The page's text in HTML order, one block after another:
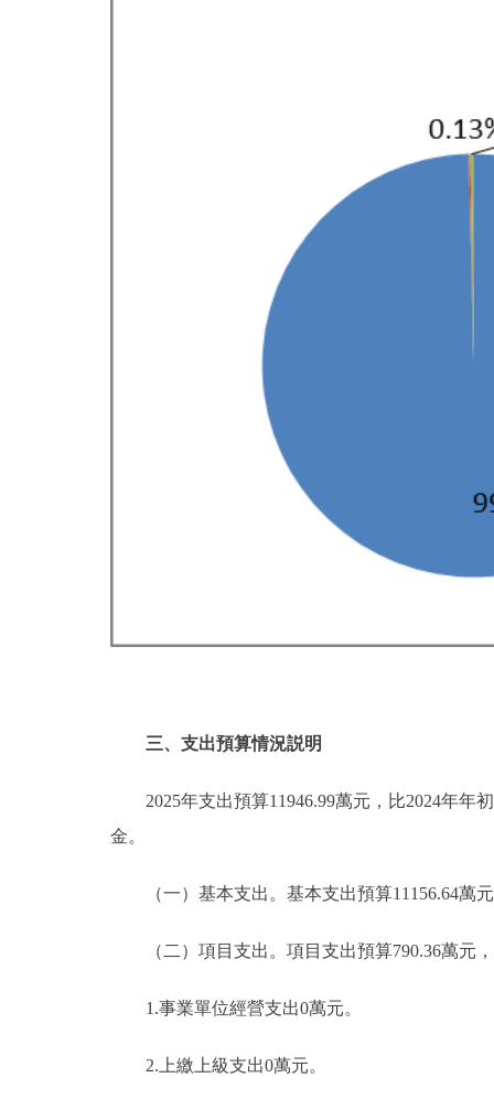
三、支出預算情況説明
2025年支出預算11946.99萬元，比2024年年初
金。
（一）基本支出。基本支出預算11156.64萬元
（二）項目支出。項目支出預算790.36萬元，
1.事業單位經營支出0萬元。
2.上繳上級支出0萬元。